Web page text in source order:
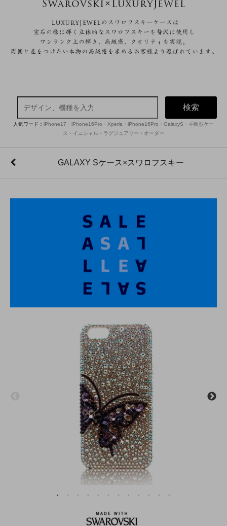
検索
人気ワード： iPhone17・iPhone16Pro ・ Xperia ・ iPhone16Pro ・ GalaxyS ・ 手帳型ケー
ス ・ イニシャル ・ ラグジュアリー ・ オーダー
GALAXY Sケース×スワロフスキー